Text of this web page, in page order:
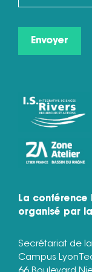
La conférence
organisé par la
Secrétariat de
Campus